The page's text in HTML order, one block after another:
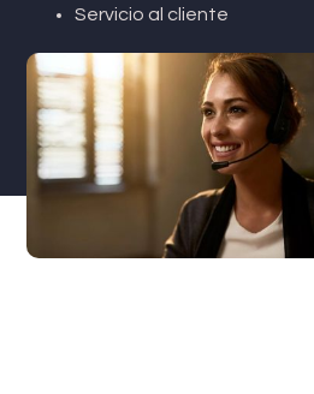
Servicio al cliente